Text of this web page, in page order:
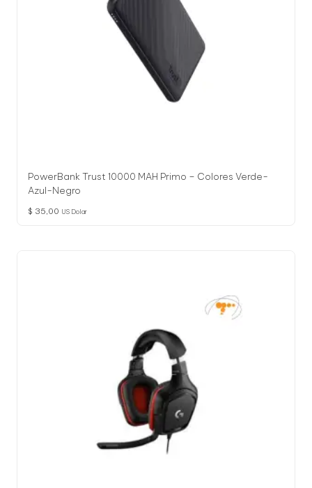
PowerBank Trust 10000 MAH Primo – Colores Verde-
Azul-Negro
$ 35,00 US Dolar